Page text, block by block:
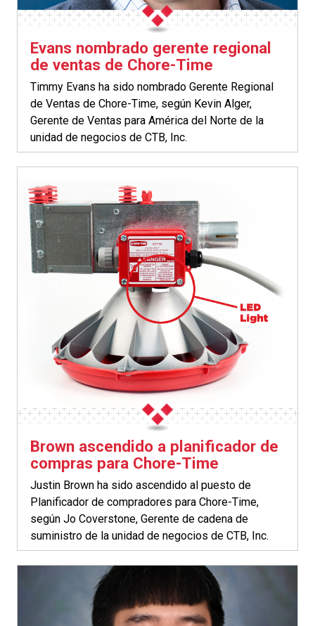
Evans nombrado gerente regional
de ventas de Chore-Time
Timmy Evans ha sido nombrado Gerente Regional
de Ventas de Chore-Time, según Kevin Alger,
Gerente de Ventas para América del Norte de la
unidad de negocios de CTB, Inc.
Brown ascendido a planificador de
compras para Chore-Time
Justin Brown ha sido ascendido al puesto de
Planificador de compradores para Chore-Time,
según Jo Coverstone, Gerente de cadena de
suministro de la unidad de negocios de CTB, Inc.